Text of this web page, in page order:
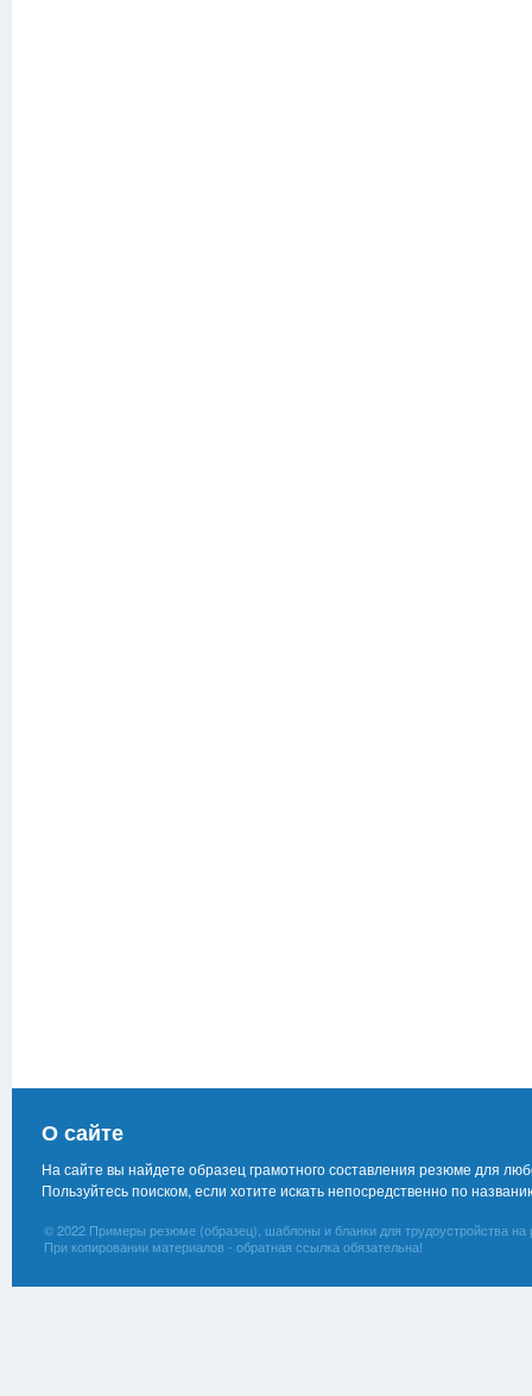
О сайте
На сайте вы найдете образец грамотного составления резюме для
Пользуйтесь поиском, если хотите искать непосредственно по
© 2022 Примеры резюме (образец), шаблоны и бланки для трудоустройства на
При копировании материалов - обратная ссылка обязательна!